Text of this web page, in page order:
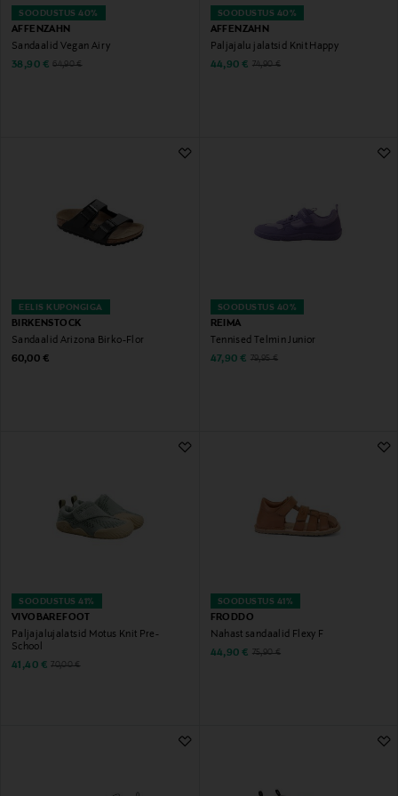
SOODUSTUS 40%
AFFENZAHN
Sandaalid Vegan Airy
Discounted Price
38,90 € Original Price
64,90 €
SOODUSTUS 40%
AFFENZAHN
Paljajalu jalatsid Knit Happy
Discounted Price
44,90 € Original Price
74,90 €
EELIS KUPONGIGA
BIRKENSTOCK
Sandaalid Arizona Birko-Flor
Original Price
60,00 €
SOODUSTUS 40%
REIMA
Tennised Telmin Junior
Discounted Price
47,90 € Original Price
79,95 €
SOODUSTUS 41%
VIVOBAREFOOT
Paljajalujalatsid Motus Knit Pre-
School
Discounted Price
41,40 € Original Price
70,00 €
SOODUSTUS 41%
FRODDO
Nahast sandaalid Flexy F
Discounted Price
44,90 € Original Price
75,90 €